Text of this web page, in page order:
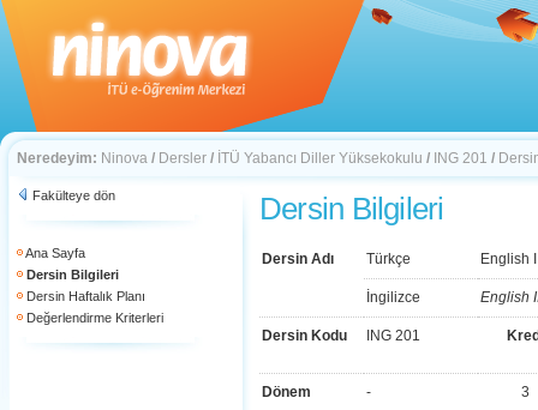
Neredeyim: Ninova / Dersler / İTÜ Yabancı Diller Yüksekokulu / ING 201 /
Fakülteye dön
Ana Sayfa
Dersin Bilgileri
Dersin Haftalık Planı
Değerlendirme Kriterleri
Dersin Bilgileri
Dersin Adı Türkçe English
İngilizce English
Dersin Kodu ING 201
Dönem - 3